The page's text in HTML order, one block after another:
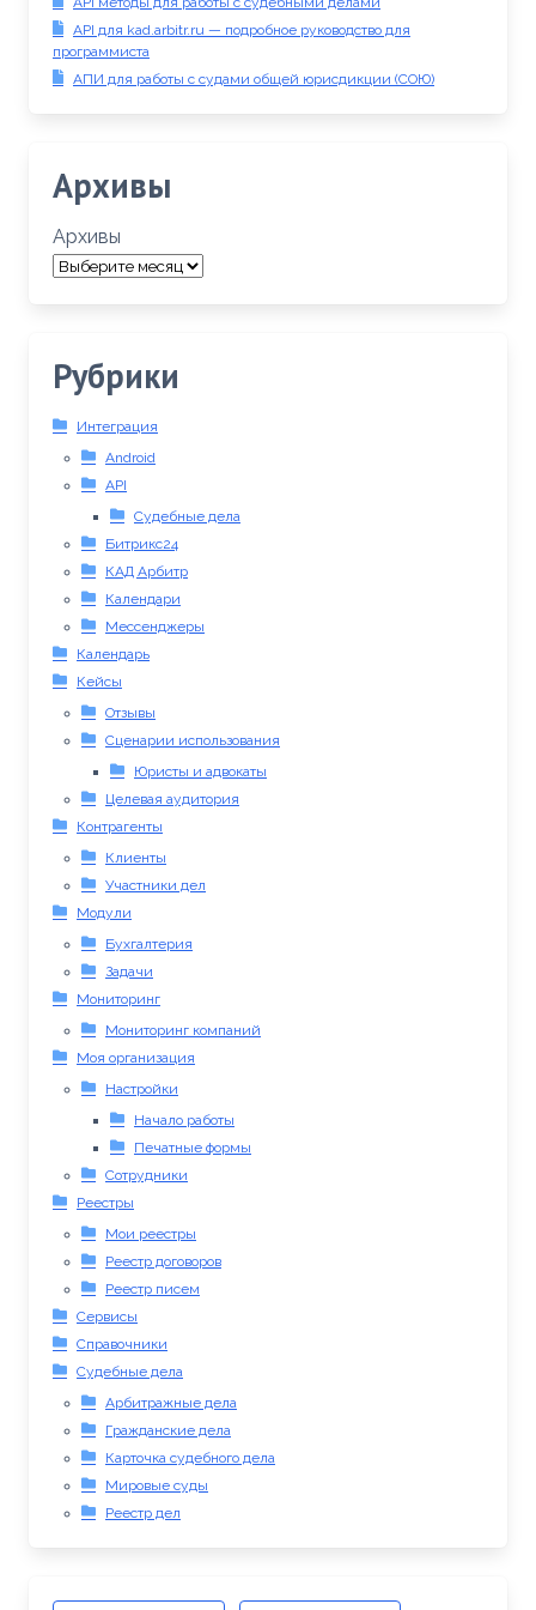
API для kad.arbitr.ru — подробное руководство для
программиста
АПИ для работы с судами общей юрисдикции (СОЮ)
Архивы
Архивы
Рубрики
Интеграция
Android
API
Судебные дела
Битрикс24
КАД Арбитр
Календари
Мессенджеры
Календарь
Кейсы
Отзывы
Сценарии использования
Юристы и адвокаты
Целевая аудитория
Контрагенты
Клиенты
Участники дел
Модули
Бухгалтерия
Задачи
Мониторинг
Мониторинг компаний
Моя организация
Настройки
Начало работы
Печатные формы
Сотрудники
Реестры
Мои реестры
Реестр договоров
Реестр писем
Сервисы
Справочники
Судебные дела
Арбитражные дела
Гражданские дела
Карточка судебного дела
Мировые суды
Реестр дел